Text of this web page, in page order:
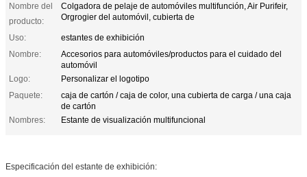
Nombre del
producto:
Colgadora de pelaje de automóviles multifunción, Air Purifeir,
Orgrogier del automóvil, cubierta de
Uso:
estantes de exhibición
Nombre:
Accesorios para automóviles/productos para el cuidado del
automóvil
Logo:
Personalizar el logotipo
Paquete:
caja de cartón / caja de color, una cubierta de carga / una caja
de cartón
Nombres:
Estante de visualización multifuncional
Especificación del estante de exhibición: